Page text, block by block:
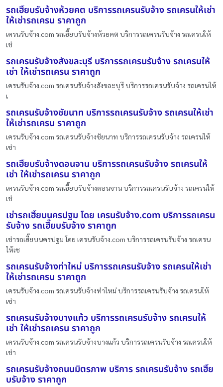
รถเฮี๊ยบรับจ้างห้วยคต บริการรถเครนรับจ้าง รถเครนให้เช่า
ให้เช่ารถเครน ราคาถูก
เครนรับจ้าง.com รถเฮี๊ยบรับจ้างห้วยคต บริการรถเครนรับจ้าง รถเครนให้
เช่
รถเครนรับจ้างสังขละบุรี บริการรถเครนรับจ้าง รถเครนให้
เช่า ให้เช่ารถเครน ราคาถูก
เครนรับจ้าง.com รถเครนรับจ้างสังขละบุรี บริการรถเครนรับจ้าง รถเครนให้
เ
รถเครนรับจ้างชัยนาท บริการรถเครนรับจ้าง รถเครนให้เช่า
ให้เช่ารถเครน ราคาถูก
เครนรับจ้าง.com รถเครนรับจ้างชัยนาท บริการรถเครนรับจ้าง รถเครนให้
เช่า
รถเฮี๊ยบรับจ้างดอนจาน บริการรถเครนรับจ้าง รถเครนให้
เช่า ให้เช่ารถเครน ราคาถูก
เครนรับจ้าง.com รถเฮี๊ยบรับจ้างดอนจาน บริการรถเครนรับจ้าง รถเครนให้
เช่
เช่ารถเฮี๊ยบนครปฐม โดย เครนรับจ้าง.com บริการรถเครน
รับจ้าง รถเฮี๊ยบรับจ้าง ราคาถูก
เช่ารถเฮี๊ยบนครปฐม โดย เครนรับจ้าง.com บริการรถเครนรับจ้าง รถเครน
ให้เช
รถเครนรับจ้างท่าใหม่ บริการรถเครนรับจ้าง รถเครนให้เช่า
ให้เช่ารถเครน ราคาถูก
เครนรับจ้าง.com รถเครนรับจ้างท่าใหม่ บริการรถเครนรับจ้าง รถเครนให้
เช่า
รถเครนรับจ้างบางแก้ว บริการรถเครนรับจ้าง รถเครนให้
เช่า ให้เช่ารถเครน ราคาถูก
เครนรับจ้าง.com รถเครนรับจ้างบางแก้ว บริการรถเครนรับจ้าง รถเครนให้
เช่า
รถเครนรับจ้างถนนมิตรภาพ บริการ รถเครนรับจ้าง รถเฮี๊ย
บรับจ้าง ราคาถูก